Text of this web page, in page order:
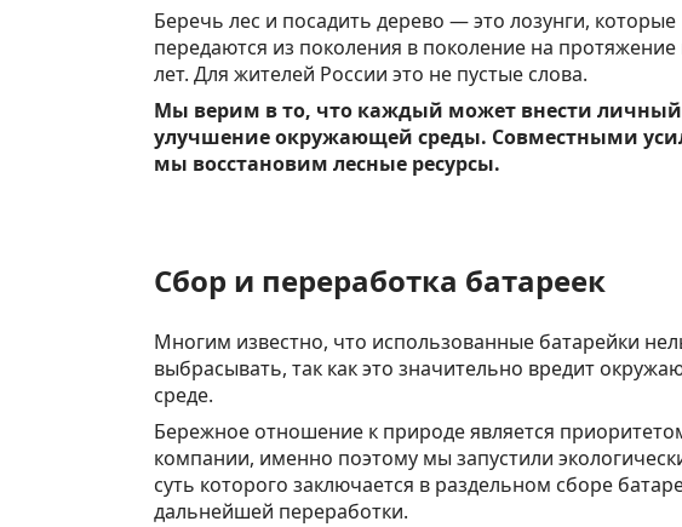
Беречь лес и посадить дерево — это лозунги, которые
передаются из поколения в поколение на
лет. Для жителей России это не пустые слова.
Мы верим в то, что каждый может внести личный
улучшение окружающей среды. Совместными
мы восстановим лесные ресурсы.
Сбор и переработка батареек
Многим известно, что использованные батарейки
выбрасывать, так как это значительно вредит
среде.
Бережное отношение к природе является
компании, именно поэтому мы запустили
суть которого заключается в раздельном сборе
дальнейшей переработки.